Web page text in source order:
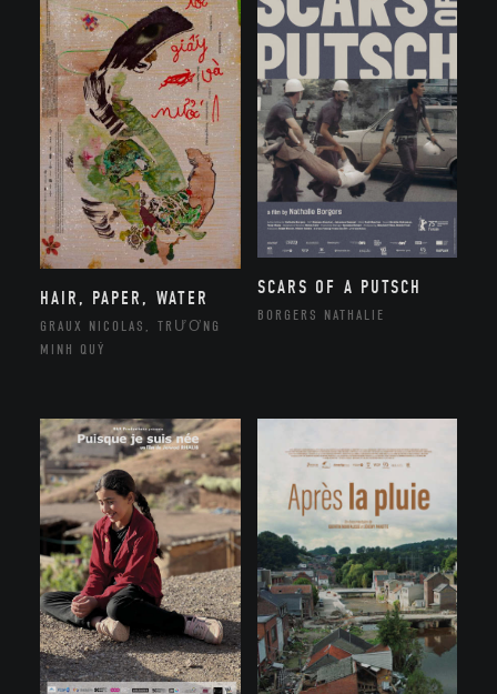
HAIR, PAPER, WATER
GRAUX NICOLAS, TRƯƠNG
MINH QUÝ
SCARS OF A PUTSCH
BORGERS NATHALIE